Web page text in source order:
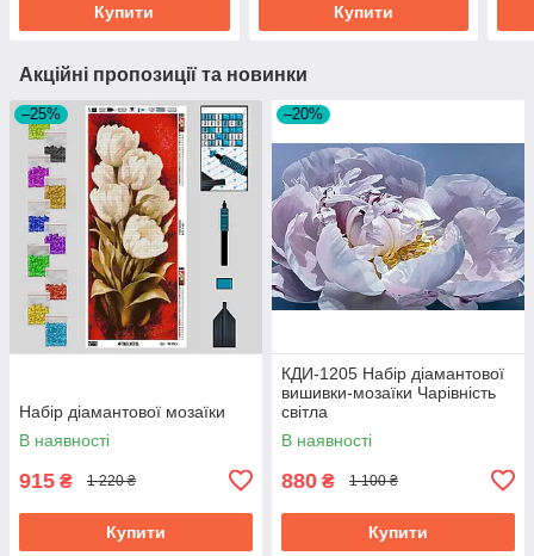
Купити Купити
Акційні пропозиції та новинки
–25%
Набір діамантової мозаїки
В наявності
915 ₴ 1 220 ₴
Купити
–20%
КДИ-1205 Набір діамантової
вишивки-мозаїки Чарівність
світла
В наявності
880 ₴ 1 100 ₴
Купити